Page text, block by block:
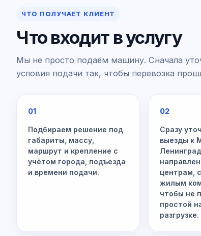
ЧТО ПОЛУЧАЕТ КЛИЕНТ
Что входит в услугу
Мы не просто подаём машину. Сначала
условия подачи так, чтобы перевозка
01
Подбираем решение под
габариты, массу,
маршрут и крепление с
учётом города, подъезда
и времени подачи.
02
Сразу
выезды к
центрам,
жилым
чтобы не
простой
разгрузке.